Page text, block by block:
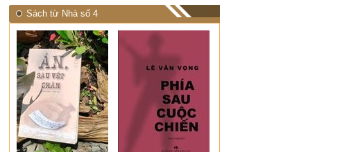
Sách từ Nhà số 4